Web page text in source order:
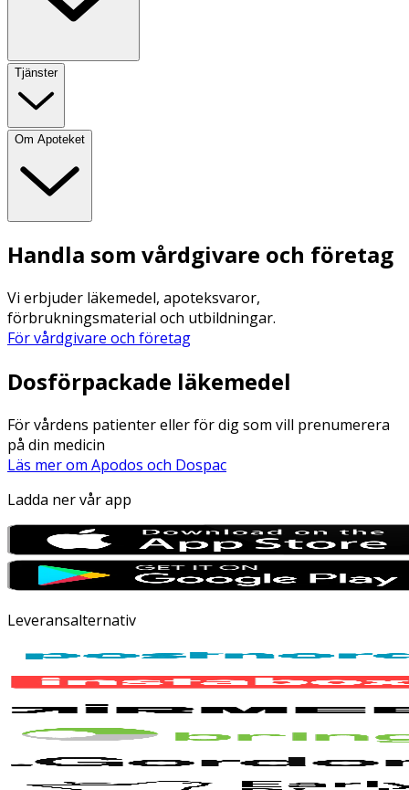
Tjänster
Om Apoteket
Handla som vårdgivare och företag
Vi erbjuder läkemedel, apoteksvaror,
förbrukningsmaterial och utbildningar.
För vårdgivare och företag
Dosförpackade läkemedel
För vårdens patienter eller för dig som vill prenumerera
på din medicin
Läs mer om Apodos och Dospac
Ladda ner vår app
Leveransalternativ